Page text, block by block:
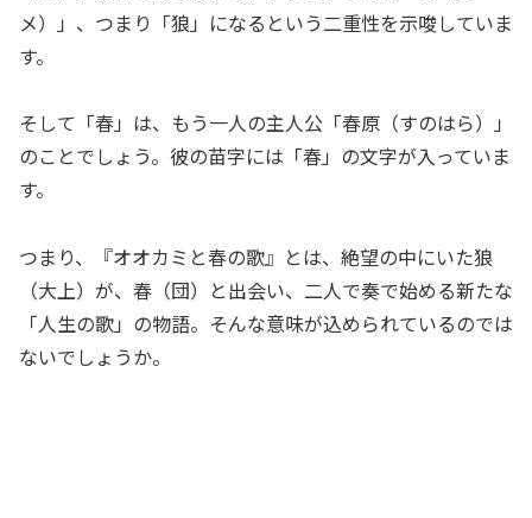
メ）」、つまり「狼」になるという二重性を示唆していま
す。
そして「春」は、もう一人の主人公「春原（すのはら）」
のことでしょう。彼の苗字には「春」の文字が入っていま
す。
つまり、『オオカミと春の歌』とは、絶望の中にいた狼
（大上）が、春（団）と出会い、二人で奏で始める新たな
「人生の歌」の物語。そんな意味が込められているのでは
ないでしょうか。